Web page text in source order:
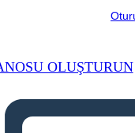
OLUŞTURUN